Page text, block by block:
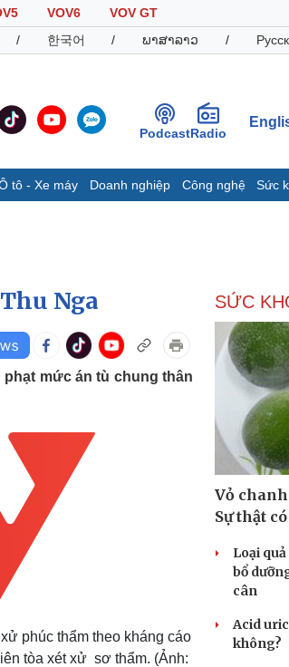
VOV6
VOV GT
/ 한국어 / ພາສາລາວ /
PodcastRadio
tô - Xe máy Doanh nghiệp Công nghệ Sức
Xe máy
Doanh nghiệp
Thông tin doanh nghiệp
Doanh nghiệp 24h
Doanh nhân
Vì cộng đồng
sĩ
trang
Nga
phạt mức án tù chung thân
phúc thẩm theo kháng cáo
tòa xét xử sơ thẩm. (Ảnh:
SỨC
Vỏ
Sự thật
Loại
bổ
cân
Acid
không?